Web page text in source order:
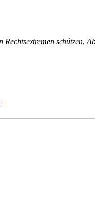
Rechts­ex­tre­men schüt­zen.